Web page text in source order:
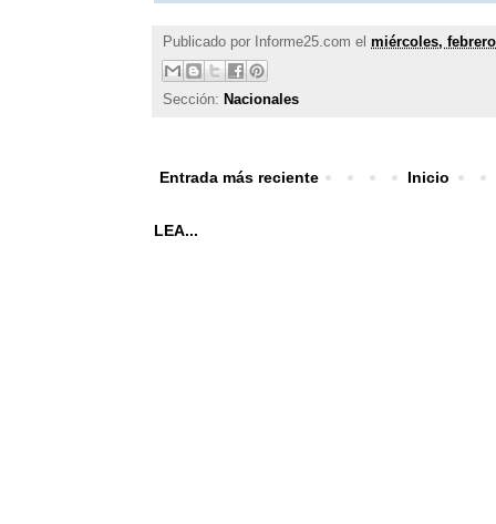
Publicado por Informe25.com el miércoles,
Sección: Nacionales
Entrada más reciente Inicio
LEA...